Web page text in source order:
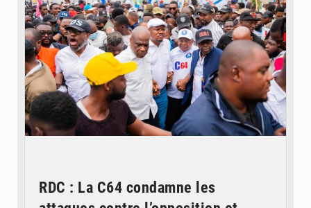
RDC : La C64 condamne les